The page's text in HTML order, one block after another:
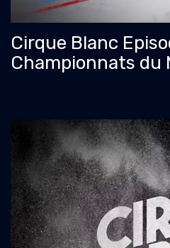
Cirque Blanc
Championnats du